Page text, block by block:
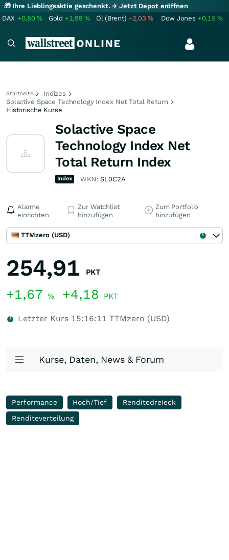
🎁 Ihre Lieblingsaktie geschenkt.→ Jetzt Depot eröffnen
DAX +0,80% Gold +1,99% Öl (Brent) -2,03% Dow Jones +0,15%
Startseite
Indizes
Solactive Space Technology Index Net Total Return
Historische Kurse
Solactive Space
Technology Index Net
Total Return Index
Index WKN:SL0C2A
Alarme
einrichten
Zur Watchlist
hinzufügen
Zum Portfolio
hinzufügen
TTMzero (USD)
254,91 PKT
+1,67 % +4,18 PKT
Letzter Kurs 15:16:11 TTMzero (USD)
Kurse, Daten, News & Forum
Performance Hoch/Tief
Renditedreieck
Renditeverteilung